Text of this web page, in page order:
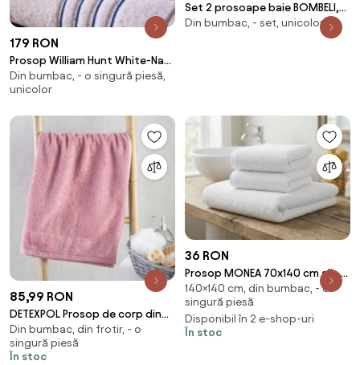
179 RON
Prosop William Hunt White-Navy
600GSM
Din bumbac, - o singură piesă,
unicolor
Set 2 prosoape baie BOMBELI,
roz, bumbac, 50x90 cm
Din bumbac, - set, unicolor
85,99 RON
DETEXPOL Prosop de corp din
frotir VITO, roz, 70 x 140 cm
Din bumbac, din frotir, - o
singură piesă
În stoc
36 RON
Prosop MONEA 70x140 cm alb,
100% bumbac
140×140 cm, din bumbac, - o
singură piesă
Disponibil în 2 e-shop-uri
În stoc